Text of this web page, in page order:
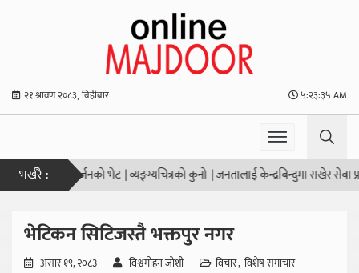
२१ श्रावण २०८३, बिहीबार ५:२३:३६ AM
भर्खरै :
महर्जनको भेट |व्यङ्ग्यचित्रको कुनो |जनतालाई केन्द्रबिन्दुमा राखेर सेवा प्रवाह गर्नु
भेटिकन सिटिजस्तै भक्तपुर नगर
असार १९, २०८३ विश्वमोहन जोशी विचार विशेष समाचार